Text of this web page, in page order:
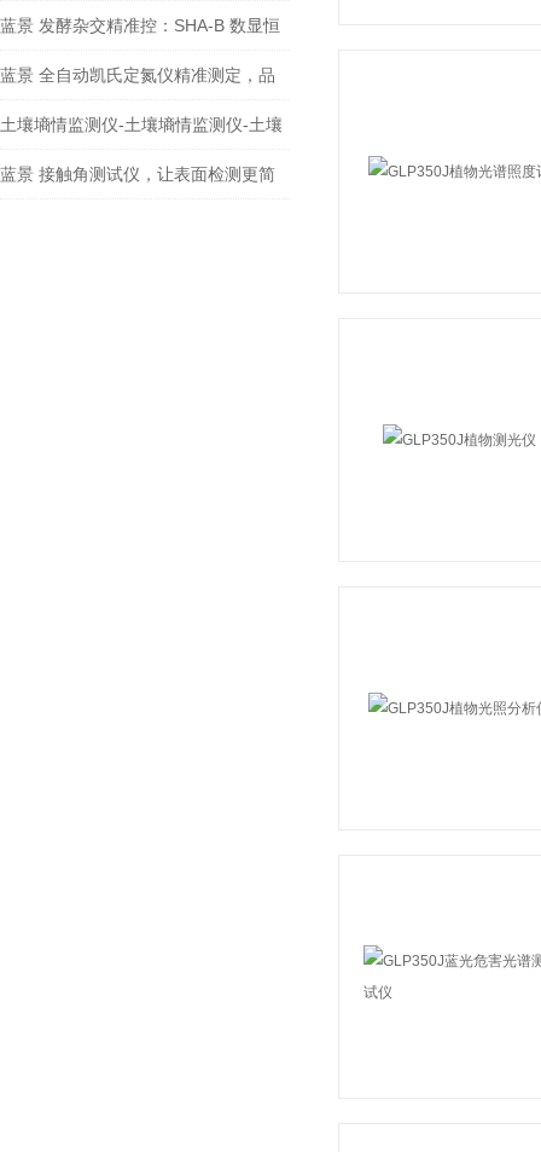
行
蓝景 发酵杂交精准控：SHA-B 数显恒
温水浴振荡器赋能生物实验突破
蓝景 全自动凯氏定氮仪精准测定，品
质保障
土壤墒情监测仪-土壤墒情监测仪-土壤
墒情监测仪
蓝景 接触角测试仪，让表面检测更简